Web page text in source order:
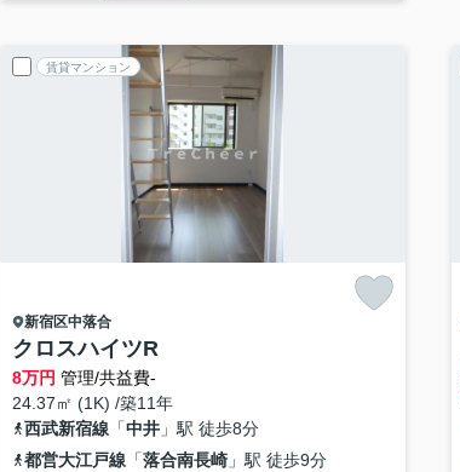
賃貸マンション
新宿区中落合
クロスハイツR
8万円 管理/共益費-
24.37㎡ (1K) /築11年
西武新宿線「中井」駅 徒歩8分
都営大江戸線「落合南長崎」駅 徒歩9分